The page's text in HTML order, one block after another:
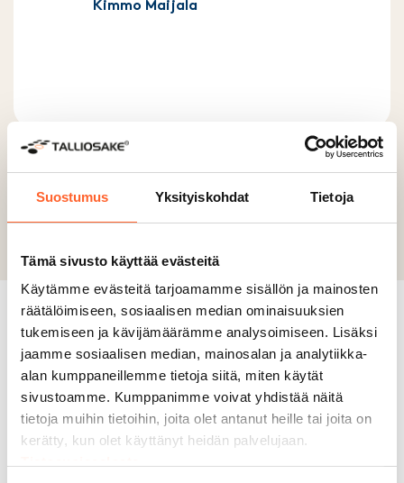
Suostumus Yksityiskohdat Tietoja
Tämä sivusto käyttää evästeitä
Käytämme evästeitä tarjoamamme sisällön ja mainosten
räätälöimiseen, sosiaalisen median ominaisuuksien
tukemiseen ja kävijämäärämme analysoimiseen. Lisäksi
jaamme sosiaalisen median, mainosalan ja analytiikka-
alan kumppaneillemme tietoja siitä, miten käytät
sivustoamme. Kumppanimme voivat yhdistää näitä
tietoja muihin tietoihin, joita olet antanut heille tai joita on
kerätty, kun olet käyttänyt heidän palvelujaan.
Kimmo Maijala
Previous slide
Next slide
Miksi valitaTalliosake?
6000+ asiakasta
Monikäyttöiset tilamme sopivat